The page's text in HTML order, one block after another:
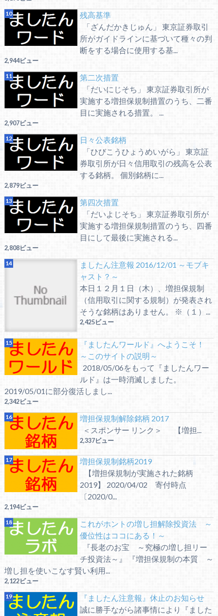
残高基準
「ざんだかきじゅん」 東京証券取引
所がガイドラインに基づいて種々の判
断をする場合に使用する基...
2,944ビュー
第二次措置
「だいにじそち」 東京証券取引所が
実施する増担保規制措置のうち、二番
目に実施される措置。 ...
2,907ビュー
日々公表銘柄
「ひびこうひょうめいがら」 東京証
券取引所が日々信用取引の残高を公表
する銘柄。 個別銘柄に...
2,879ビュー
第四次措置
「だいよじそち」 東京証券取引所が
実施する増担保規制措置のうち、四番
目にして最後に実施される...
2,808ビュー
ましたん注意報 2016/12/01 ～モブキ
ャスト？～
本日１２月１日（木）、増担保規制
（信用取引に関する規制）が発表され
そうな銘柄はありません。 ※（１）...
2,425ビュー
『ましたんワールド』へようこそ！
～このサイトの説明～
2018/05/06をもって『ましたんワー
ルド』は一時消滅しました。
2019/05/01に部分復活しまし...
2,342ビュー
増担保規制解除銘柄 2017
＜スポンサー リンク＞ 【増担...
2,337ビュー
増担保規制銘柄2019
【増担保規制が実施された銘柄
2019】 2020/04/02 寄付時点
〔2020/0...
2,194ビュー
これがホントの増し担解除投資法 ～
優位性はココにある！～
『長老のお宝 ～究極の増し担リー
チ投資法～』 『増担保規制の本質 ～
増し担を使いこなす賢い利用...
2,122ビュー
『ましたん注意報』休止のお知らせ
誠に勝手ながら諸事情により『ました